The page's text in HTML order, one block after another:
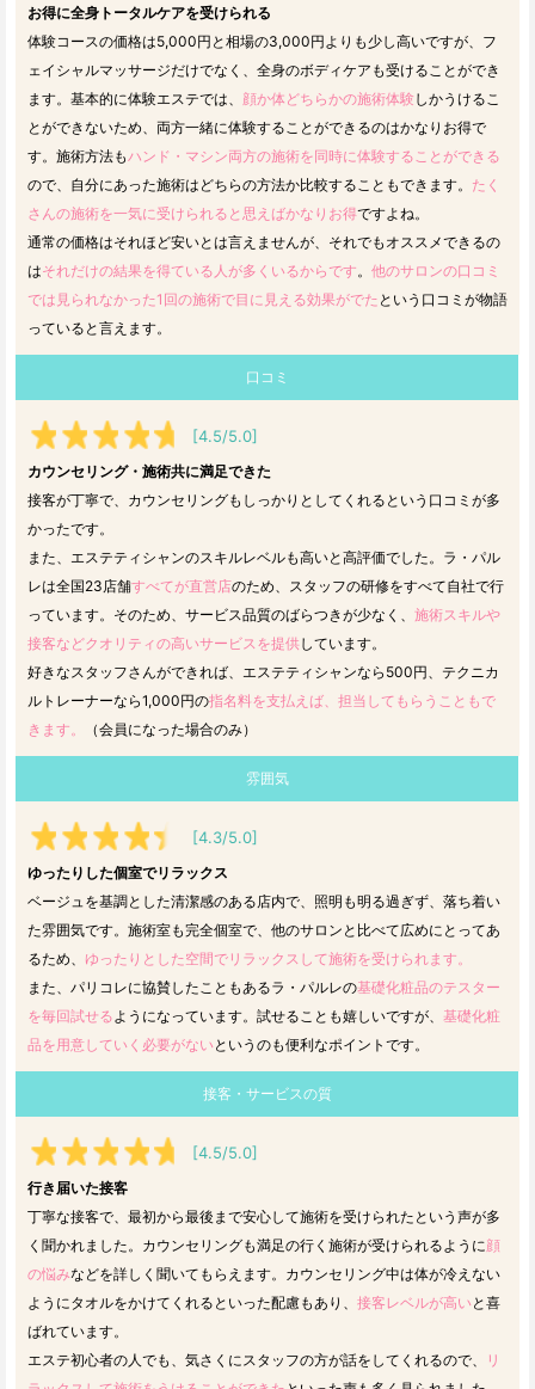
お得に全身トータルケアを受けられる
体験コースの価格は5,000円と相場の3,000円よりも少し高いですが、フ
ェイシャルマッサージだけでなく、全身のボディケアも受けることができ
ます。基本的に体験エステでは、 顔か体どちらかの施術体験 しかうけるこ
とができないため、両方一緒に体験することができるのはかなりお得で
す。施術方法もハンド・マシン両方の施術を同時に体験することができる
ので、自分にあった施術はどちらの方法か比較することもできます。 たく
さんの施術を一気に受けられると思えばかなりお得ですよね。
通常の価格はそれほど安いとは言えませんが、それでもオススメできるの
はそれだけの結果を得ている人が多くいるからです 。 他のサロンの口コミ
では見られなかった1回の施術で目に見える効果がでた という口コミが物語
っていると言えます。
口コミ
[4.5/5.0]
カウンセリング・施術共に満足できた
接客が丁寧で、カウンセリングもしっかりとしてくれるという口コミが多
かったです。
また、エステティシャンのスキルレベルも高いと高評価でした。ラ・パル
レは全国23店舗すべてが直営店のため、スタッフの研修をすべて自社で行
っています。そのため、サービス品質のばらつきが少なく、 施術スキルや
接客などクオリティの高いサービスを提供しています。
好きなスタッフさんができれば、エステティシャンなら500円、テクニカ
ルトレーナーなら1,000円の指名料を支払えば、担当してもらうこともで
きます。
（会員になった場合のみ）
雰囲気
[4.3/5.0]
ゆったりした個室でリラックス
ベージュを基調とした清潔感のある店内で、照明も明る過ぎず、落ち着い
た雰囲気です。施術室も完全個室で、他のサロンと比べて広めにとってあ
るため、 ゆったりとした空間でリラックスして施術を受けられます。
また、パリコレに協賛したこともあるラ・パルレの基礎化粧品のテスター
を毎回試せる ようになっています。試せることも嬉しいですが、 基礎化粧
品を用意していく必要がないというのも便利なポイントです。
接客・サービスの質
[4.5/5.0]
行き届いた接客
丁寧な接客で、最初から最後まで安心して施術を受けられたという声が多
く聞かれました。カウンセリングも満足の行く施術が受けられるように顔
の悩みなどを詳しく聞いてもらえます。カウンセリング中は体が冷えない
ようにタオルをかけてくれるといった配慮もあり、 接客レベルが高いと喜
ばれています。
エステ初心者の人でも、気さくにスタッフの方が話をしてくれるので、
リ